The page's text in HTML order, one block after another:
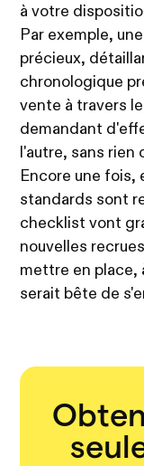
à votre
Par exemple,
précieux,
chronologique
vente à travers
demandant
l'autre, sans rien
Encore une fois,
standards sont
checklist vont
nouvelles
mettre en place,
serait bête de